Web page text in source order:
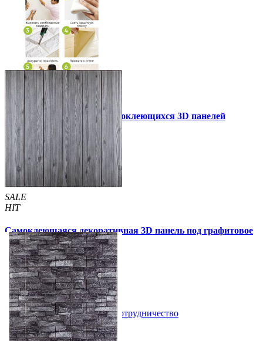
Инструкция установки самоклеющихся 3D панелей
Другие так же купили
SALE
HIT
Самоклеющаяся декоративная 3D панель под графитовое
дерево 700x700x5мм
99 грн/шт 170 грн/шт
Купить В закладки Сотрудничество